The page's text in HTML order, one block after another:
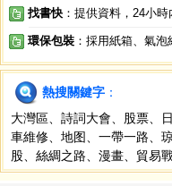
找書快 ：提供資料，24小
環保包裝 ：採用紙箱、氣泡
熱搜關鍵字 ：
大灣區
詩詞大會 股票
車維修
地图 一帶一路
股
絲綢之路 漫畫 貿易